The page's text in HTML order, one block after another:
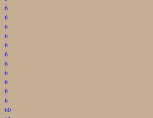
6
6
6
6
6
6
6
6
6
6
6
60